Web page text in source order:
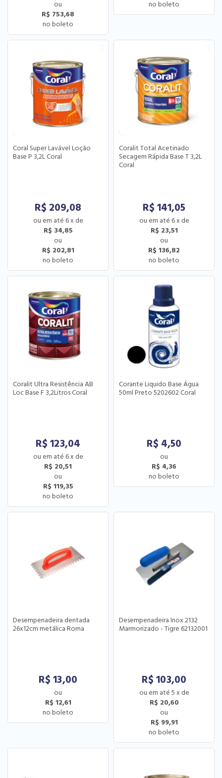
R$ 753,68
Coral Super Lavável Loção
Base P 3,2L Coral
R$ 209,08
6x de
R$ 34,85
R$ 202,81
Coralit Total Acetinado
Secagem Rápida Base T 3,2L
Coral
R$ 141,05
6x de
R$ 23,51
R$ 136,82
Coralit Ultra Resistência AB
Loc Base F 3,2Litros Coral
R$ 123,04
6x de
R$ 20,51
R$ 119,35
Corante Liquido Base Água
50ml Preto 5202602 Coral
R$ 4,50
R$ 4,36
Desempenadeira dentada
26x12cm metálica Roma
R$ 13,00
R$ 12,61
Desempenadeira Inox 2132
Marmorizado - Tigre 62132001
R$ 103,00
5 x de
R$ 20,60
R$ 99,91